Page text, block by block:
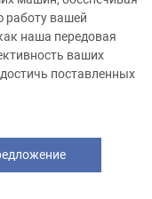
работу вашей
наша передовая
ваших
поставленных